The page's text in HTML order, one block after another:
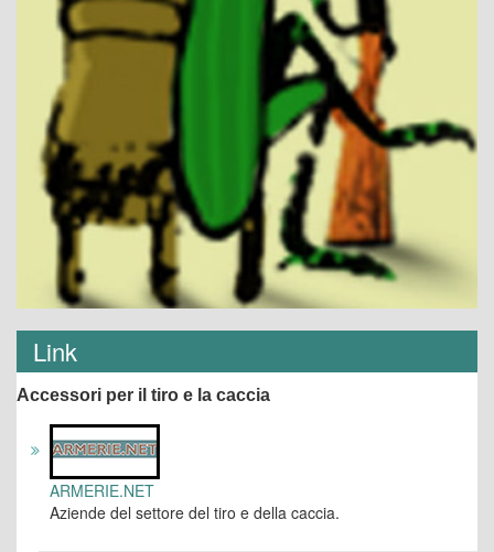
Link
Accessori per il tiro e la caccia
ARMERIE.NET
Aziende del settore del tiro e della caccia.